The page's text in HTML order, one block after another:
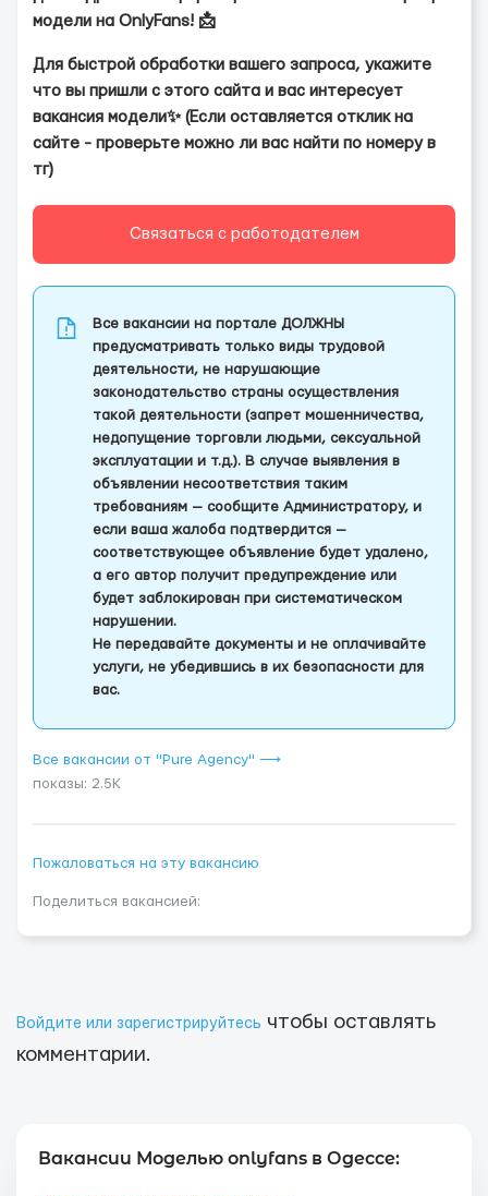
модели на OnlyFans! 📩
Для быстрой обработки вашего запроса, укажите
что вы пришли с этого сайта и вас интересует
вакансия модели✨ (Если оставляется отклик на
сайте - проверьте можно ли вас найти по номеру в
тг)
Связаться с работодателем
Все вакансии на портале ДОЛЖНЫ
предусматривать только виды трудовой
деятельности, не нарушающие
законодательство страны осуществления
такой деятельности (запрет мошенничества,
недопущение торговли людьми, сексуальной
эксплуатации и т.д.). В случае выявления в
объявлении несоответствия таким
требованиям — сообщите Администратору, и
если ваша жалоба подтвердится —
соответствующее объявление будет удалено,
а его автор получит предупреждение или
будет заблокирован при систематическом
нарушении.
Не передавайте документы и не оплачивайте
услуги, не убедившись в их безопасности для
вас.
Все вакансии от "Pure Agency" ⟶
показы: 2.5K
Пожаловаться на эту вакансию
Поделиться вакансией:
Войдите или зарегистрируйтесь чтобы оставлять
комментарии.
Вакансии Моделью onlyfans в Одессе: